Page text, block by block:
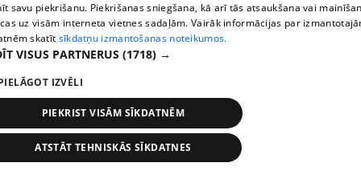
savu piekrišanu. Piekrišanas sniegšana, kā arī tās atsaukšana vai
uz visām interneta vietnes sadaļām. Vairāk informācijas par
skatīt sīkdatņu izmantošanas noteikumos.
VISUS PARTNERUS (1718) →
IZVĒLI
PIEKRIST VISĀM SĪKDATNĒM
ATSTĀT TEHNISKĀS SĪKDATNES